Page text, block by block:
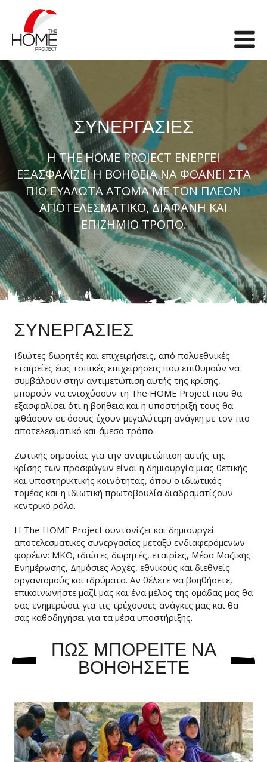
ΣΥΝΕΡΓΑΣΙΕΣ
Η THE HOME PROJECT ΕΝΕΡΓΕΙ
ΕΞΑΣΦΑΛΙΖΕΙ Η ΒΟΗΘΕΙΑ ΝΑ ΦΘΑΝΕΙ ΣΤΑ
ΠΙΟ ΕΥΑΛΩΤΑ ΑΤΟΜΑ ΜΕ ΤΟΝ ΠΛΕΟΝ
ΑΠΟΤΕΛΕΣΜΑΤΙΚΟ, ΔΙΑΦΑΝΗ ΚΑΙ
ΕΠΙΖΗΜΙΟ ΤΡΟΠΟ.
ΣΥΝΕΡΓΑΣΙΕΣ
Ιδιώτες δωρητές και επιχειρήσεις, από πολυεθνικές
εταιρείες έως τοπικές επιχειρήσεις που επιθυμούν να
συμβάλουν στην αντιμετώπιση αυτής της κρίσης,
μπορούν να ενισχύσουν τη The HOME Project που θα
εξασφαλίσει ότι η βοήθεια και η υποστήριξή τους θα
φθάσουν σε όσους έχουν μεγαλύτερη ανάγκη με τον πιο
αποτελεσματικό και άμεσο τρόπο.
Ζωτικής σημασίας για την αντιμετώπιση αυτής της
κρίσης των προσφύγων είναι η δημιουργία μιας θετικής
και υποστηρικτικής κοινότητας, όπου ο ιδιωτικός
τομέας και η ιδιωτική πρωτοβουλία διαδραματίζουν
κεντρικό ρόλο.
Η The HOME Project συντονίζει και δημιουργεί
αποτελεσματικές συνεργασίες μεταξύ ενδιαφερόμενων
φορέων: ΜΚΟ, ιδιώτες δωρητές, εταιρίες, Μέσα Μαζικής
Ενημέρωσης, Δημόσιες Αρχές, εθνικούς και διεθνείς
οργανισμούς και ιδρύματα. Αν θέλετε να βοηθήσετε,
επικοινωνήστε μαζί μας και ένα μέλος της ομάδας μας θα
σας ενημερώσει για τις τρέχουσες ανάγκες μας και θα
σας καθοδηγήσει για τα μέσα υποστήριξης.
ΠΩΣ ΜΠΟΡΕΙΤΕ ΝΑ
ΒΟΗΘΗΣΕΤΕ